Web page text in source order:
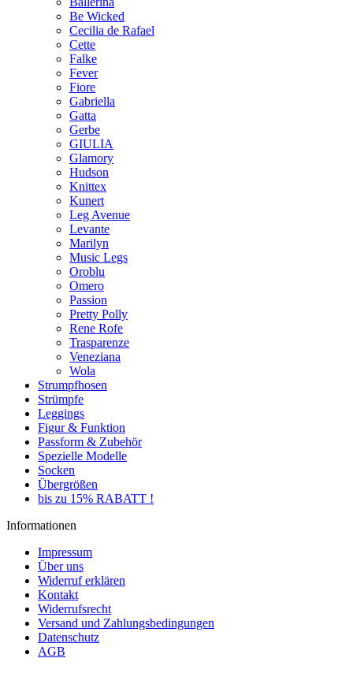
Be Wicked
Cecilia de Rafael
Cette
Falke
Fever
Fiore
Gabriella
Gatta
Gerbe
GIULIA
Glamory
Hudson
Knittex
Kunert
Leg Avenue
Levante
Marilyn
Music Legs
Oroblu
Omero
Passion
Pretty Polly
Rene Rofe
Trasparenze
Veneziana
Wola
Strumpfhosen
Strümpfe
Leggings
Figur & Funktion
Passform & Zubehör
Spezielle Modelle
Socken
Übergrößen
bis zu 15% RABATT !
Informationen
Impressum
Über uns
Widerruf erklären
Kontakt
Widerrufsrecht
Versand und Zahlungsbedingungen
Datenschutz
AGB